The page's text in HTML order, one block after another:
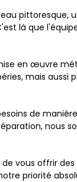
pittoresque,
là que
en œuvre
mais aussi
de
nous
vous offrir des
priorité